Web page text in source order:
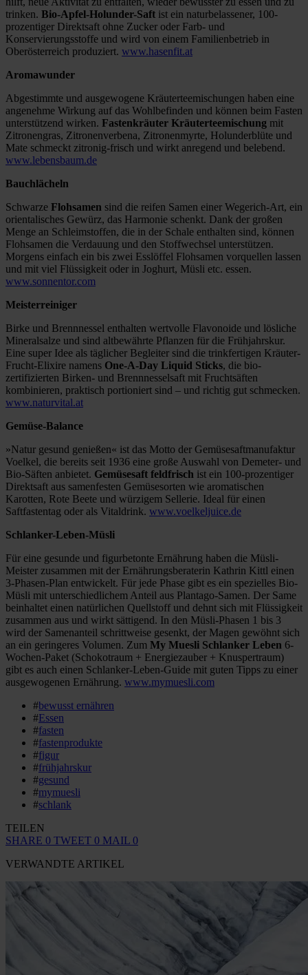
trinken. Bio-Apfel-Holunder-Saft ist ein naturbelassener, 100-
prozentiger Direktsaft ohne Zucker oder Farb- und
Konservierungsstoffe und wird von einem Familienbetrieb in
Oberösterreich produziert. www.hasenfit.at
Aromawunder
Abgestimmte und ausgewogene Kräuterteemischungen haben eine
angenehme Wirkung auf das Wohlbefinden und können beim Fasten
unterstützend wirken. Fastenkräuter Kräuterteemischung mit
Zitronengras, Zitronenverbena, Zitronenmyrte, Holunderblüte und
Mate schmeckt zitronig-frisch und wirkt anregend und belebend.
www.lebensbaum.de
Bauchlächeln
Schwarze Flohsamen sind die reifen Samen einer Wegerich-Art, ein
orientalisches Gewürz, das Harmonie schenkt. Dank der großen
Menge an Schleimstoffen, die in der Schale enthalten sind, können
Flohsamen die Verdauung und den Stoffwechsel unterstützen.
Morgens einfach ein bis zwei Esslöffel Flohsamen vorquellen lassen
und mit viel Flüssigkeit oder in Joghurt, Müsli etc. essen.
www.sonnentor.com
Meisterreiniger
Birke und Brennnessel enthalten wertvolle Flavonoide und lösliche
Mineralsalze und sind altbewährte Pflanzen für die Frühjahrskur.
Eine super Idee als täglicher Begleiter sind die trinkfertigen Kräuter-
Frucht-Elixire namens One-A-Day Liquid Sticks, die bio-
zertifizierten Birken- und Brennnesselsaft mit Fruchtsäften
kombinieren, praktisch portioniert sind – und richtig gut schmecken.
www.naturvital.at
Gemüse-Balance
»Natur gesund genießen« ist das Motto der Gemüsesaftmanufaktur
Voelkel, die bereits seit 1936 eine große Auswahl von Demeter- und
Bio-Säften anbietet. Gemüsesaft feldfrisch ist ein 100-prozentiger
Direktsaft aus samenfesten Gemüsesorten wie aromatischen
Karotten, Rote Beete und würzigem Sellerie. Ideal für einen
Saftfastentag oder als Vitaldrink. www.voelkeljuice.de
Schlanker-Leben-Müsli
Für eine gesunde und figurbetonte Ernährung haben die Müsli-
Meister zusammen mit der Ernährungsberaterin Kathrin Kittl einen
3-Phasen-Plan entwickelt. Für jede Phase gibt es ein spezielles Bio-
Müsli mit unterschiedlichem Anteil aus Plantago-Samen. Der Same
beinhaltet einen natürlichen Quellstoff und dehnt sich mit Flüssigkeit
zusammen aus und wirkt sättigend. In den Müsli-Phasen 1 bis 3
wird der Samenanteil schrittweise gesenkt, der Magen gewöhnt sich
an ein geringeres Volumen. Zum My Muesli Schlanker Leben 6-
Wochen-Paket (Schokotraum + Energiezauber + Knuspertraum)
gibt es auch einen Schlanker-Leben-Guide mit guten Tipps zu einer
ausgewogenen Ernährung. www.mymuesli.com
#bewusst ernähren
#Essen
#fasten
#fastenprodukte
#figur
#frühjahrskur
#gesund
#mymuesli
#schlank
TEILEN
SHARE 0 TWEET 0 MAIL 0
VERWANDTE ARTIKEL